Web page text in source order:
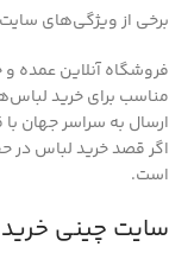
برخی از ویژگی‌های
فروشگاه آنلاین عمده
مناسب برای خرید
ارسال به سراسر جهان
اگر قصد خرید لباس در
است.
سایت چینی خرید